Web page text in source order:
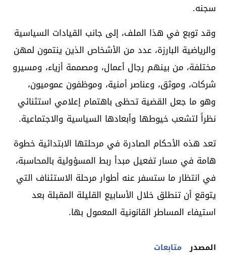
سجنه.
وقد توبع في هذا الملف، إلى جانب القيادات السياسية
والرياضية البارزة، عدد من الأشخاص الذين ينتمون لمهن
مختلفة، من بينهم رجال أعمال، ومصممة أزياء، ومسيرو
شركات، وموثق، وعناصر أمنية، وموظفون عموميون،
وهو ما جعل القضية تحظى باهتمام إعلامي استثنائي
نظراً لتشعب خيوطها وأبعادها السياسية والاجتماعية.
تعد هذه الأحكام الصادرة في مرحلتها الابتدائية خطوة
هامة في مسار تفعيل مبدأ ربط المسؤولية بالمحاسبة،
في انتظار ما ستسفر عنه أطوار مرحلة الاستئناف التي
يتوقع أن تنطلق خلال الأسابيع القليلة المقبلة بعد
استيفاء المساطر القانونية المعمول بها.
المصدر متابعات